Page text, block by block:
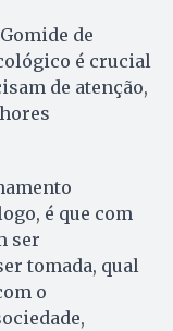
de
é crucial
de atenção,
é que com
ser
tomada, qual
o